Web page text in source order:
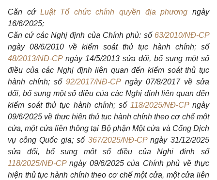
Căn cứLuật Tổ chức chính quyền địa phương ngày
16/6/2025;
Căn cứ các Nghị định của Chính phủ: số 63/2010/NĐ-CP
ngày 08/6/2010 về kiểm soát thủ tục hành chính; số
48/2013/NĐ-CPngày 14/5/2013 sửa đổi, bổ sung một số
điều của các Nghị định liên quan đến kiểm soát thủ tục
hành chính; số92/2017/NĐ-CPngày 07/8/2017 về sửa
đổi, bổ sung một số điều của các Nghị định liên quan đến
kiểm soát thủ tục hành chính; số 118/2025/NĐ-CPngày
09/6/2025 về thực hiện thủ tục hành chính theo cơ chế một
cửa, một cửa liên thông tại Bộ phận Một cửa và Cổng Dịch
vụ công Quốc gia; số 367/2025/NĐ-CPngày 31/12/2025
sửa đổi, bổ sung một số điều của Nghị định số
118/2025/NĐ-CPngày 09/6/2025 của Chính phủ về thực
hiện thủ tục hành chính theo cơ chế một cửa, một cửa liên